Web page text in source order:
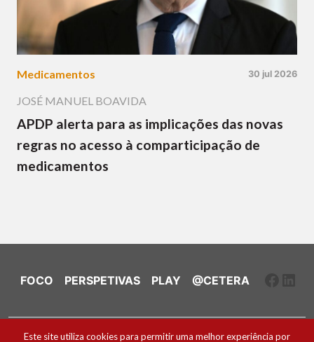
Medicamentos 30 jul 2026
JOSÉ MANUEL BOAVIDA
APDP alerta para as implicações das novas
regras no acesso à comparticipação de
medicamentos
FOCO PERSPETIVAS PLAY @CETERA
Ficha Técnica e Estatuto Editorial
Este site utiliza cookies para permitir uma melhor experiência por